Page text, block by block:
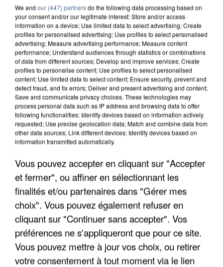
APRÈS TOUTES CES CANICULES, LES REFUGES
We and our (447) partnersdo the following data processing based on
your consent and/or our legitimate interest: Store and/or access
information on a device; Use limited data to select advertising; Create
profiles for personalised advertising; Use profiles to select personalised
advertising; Measure advertising performance; Measure content
performance; Understand audiences through statistics or combinations
of data from different sources; Develop and improve services; Create
profiles to personalise content; Use profiles to select personalised
content; Use limited data to select content; Ensure security, prevent and
detect fraud, and fix errors; Deliver and present advertising and content;
Save and communicate privacy choices. These technologies may
process personal data such as IP address and browsing data to offer
following functionalities: Identify devices based on information actively
requested; Use precise geolocation data; Match and combine data from
other data sources; Link different devices; Identify devices based on
information transmitted automatically.
Vous pouvez accepter en cliquant sur "Accepter
et fermer", ou affiner en sélectionnant les
finalités et/ou partenaires dans "Gérer mes
choix". Vous pouvez également refuser en
cliquant sur "Continuer sans accepter". Vos
préférences ne s'appliqueront que pour ce site.
Vous pouvez mettre à jour vos choix, ou retirer
votre consentement à tout moment via le lien